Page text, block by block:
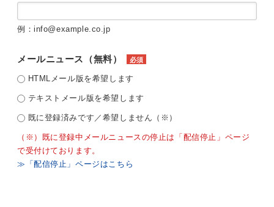
例：info@example.co.jp
メールニュース（無料） 必須
HTMLメール版を希望します
テキストメール版を希望します
既に登録済みです／希望しません（※）
（※）既に登録中メールニュースの停止は「配信停止」ページ
で受付けております。
≫「配信停止」ページはこちら